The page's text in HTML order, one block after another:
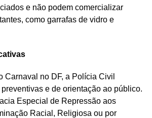
e não podem comercializar
como garrafas de vidro e
Carnaval no DF, a Polícia Civil
e de orientação ao público.
Especial de Repressão aos
Racial, Religiosa ou por